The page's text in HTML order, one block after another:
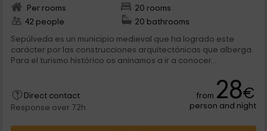
Per rooms
20 rooms
42 people
20 bathrooms
Sepúlveda es un municipio medieval que ha logrado este
carácter por las construcciones arquitectónicas que alberga.
Para el turismo histórico os aninamos a ir a conocer...
Direct contact
Response over 72h
from 28€
person and night